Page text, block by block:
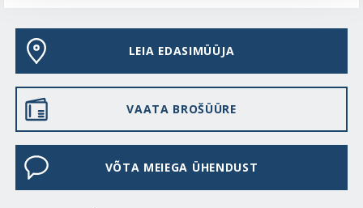
LEIA EDASIMÜÜJA
VAATA BROŠÜÜRE
VÕTA MEIEGA ÜHENDUST